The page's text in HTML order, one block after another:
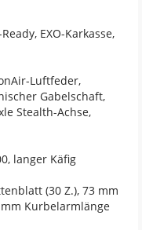
EXO-Karkasse,
Luftfeder,
Gabelschaft,
Stealth-Achse,
langer Käfig
(30 Z.), 73 mm
Kurbelarmlänge